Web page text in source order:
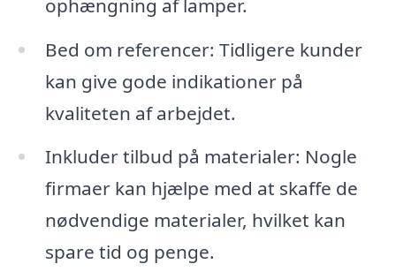
ophængning af lamper.
Bed om referencer: Tidligere kunder
kan give gode indikationer på
kvaliteten af arbejdet.
Inkluder tilbud på materialer: Nogle
firmaer kan hjælpe med at skaffe de
nødvendige materialer, hvilket kan
spare tid og penge.